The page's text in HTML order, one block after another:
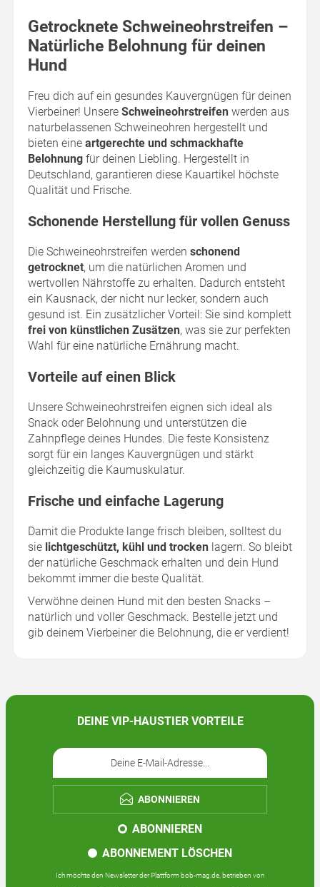
Getrocknete Schweineohrstreifen –
Natürliche Belohnung für deinen
Hund
Freu dich auf ein gesundes Kauvergnügen für deinen
Vierbeiner! Unsere Schweineohrstreifen werden aus
naturbelassenen Schweineohren hergestellt und
bieten eine artgerechte und schmackhafte
Belohnung für deinen Liebling. Hergestellt in
Deutschland, garantieren diese Kauartikel höchste
Qualität und Frische.
Schonende Herstellung für vollen Genuss
Die Schweineohrstreifen werden schonend
getrocknet, um die natürlichen Aromen und
wertvollen Nährstoffe zu erhalten. Dadurch entsteht
ein Kausnack, der nicht nur lecker, sondern auch
gesund ist. Ein zusätzlicher Vorteil: Sie sind komplett
frei von künstlichen Zusätzen, was sie zur perfekten
Wahl für eine natürliche Ernährung macht.
Vorteile auf einen Blick
Unsere Schweineohrstreifen eignen sich ideal als
Snack oder Belohnung und unterstützen die
Zahnpflege deines Hundes. Die feste Konsistenz
sorgt für ein langes Kauvergnügen und stärkt
gleichzeitig die Kaumuskulatur.
Frische und einfache Lagerung
Damit die Produkte lange frisch bleiben, solltest du
sie lichtgeschützt, kühl und trocken lagern. So bleibt
der natürliche Geschmack erhalten und dein Hund
bekommt immer die beste Qualität.
Verwöhne deinen Hund mit den besten Snacks –
natürlich und voller Geschmack. Bestelle jetzt und
gib deinem Vierbeiner die Belohnung, die er verdient!
DEINE VIP-HAUSTIER VORTEILE
ABONNIEREN
ABONNIEREN
ABONNEMENT LÖSCHEN
Ich möchte den Newsletter der Plattform bob-mag.de, betrieben von